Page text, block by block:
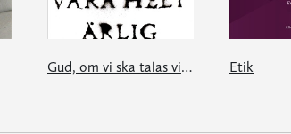
Gud, om vi ska talas vid du och jag måste jag vara helt ärlig Etik